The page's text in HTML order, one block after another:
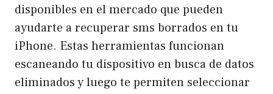
disponibles en el mercado que pueden
ayudarte a recuperar sms borrados en tu
iPhone. Estas herramientas funcionan
escaneando tu dispositivo en busca de datos
eliminados y luego te permiten seleccionar